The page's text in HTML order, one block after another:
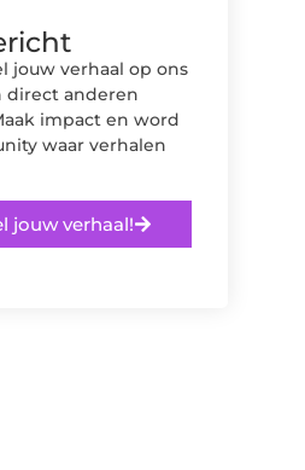
jouw verhaal op ons
direct anderen
impact en word
waar verhalen
jouw verhaal!